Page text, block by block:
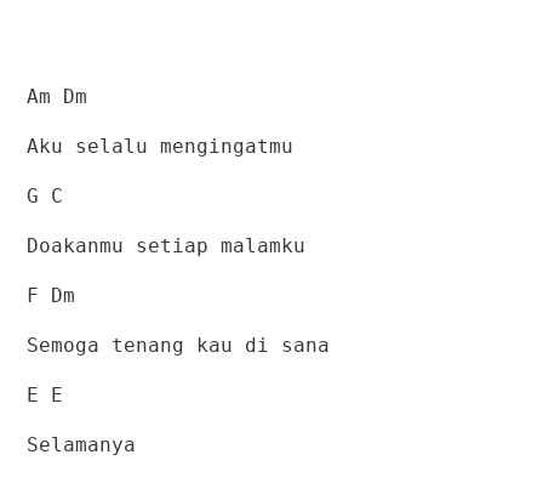
Am Dm
Aku selalu mengingatmu
G C
Doakanmu setiap malamku
F Dm
Semoga tenang kau di sana
E E
Selamanya